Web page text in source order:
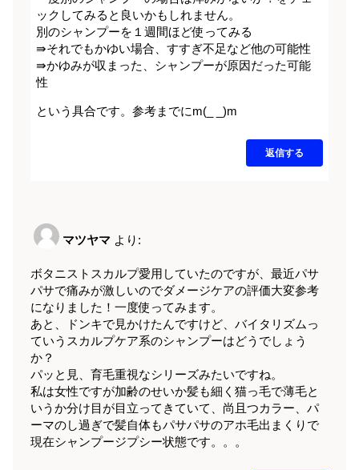
ックしてみると良いかもしれません。
別のシャンプーを１週間ほど使ってみる
⇛それでもかゆい場合、すすぎ不足など他の可能性
⇛かゆみが収まった、シャンプーが原因だった可能
性
という具合です。参考までにm(_ _)m
返信する
マツヤマ より:
ボタニストスカルプ愛用していたのですが、最近パサ
パサで痛みが激しいのでダメージケアの評価大変参考
になりました！一度使ってみます。
あと、ドンキで見かけたんですけど、バイタリズムっ
ていうスカルプケア系のシャンプーはどうでしょう
か？
パッと見、育毛重視なシリーズみたいですね。
私は女性ですが加齢のせいか髪も細く猫っ毛で薄毛と
いうか分け目が目立ってきていて、尚且つカラー、パ
ーマのし過ぎで髪自体もパサパサのアホ毛出まくりで
現在シャンプージプシー状態です。。。